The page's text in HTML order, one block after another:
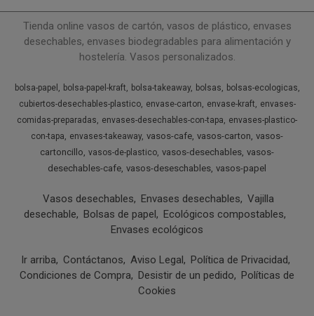
Tienda online vasos de cartón, vasos de plástico, envases
desechables, envases biodegradables para alimentación y
hostelería. Vasos personalizados.
bolsa-papel bolsa-papel-kraft bolsa-takeaway bolsas
bolsas-ecologicas
cubiertos-desechables-plastico
envase-carton envase-kraft
envases-
comidas-preparadas
envases-desechables-con-tapa
envases-plastico-
con-tapa
envases-takeaway vasos-cafe vasos-carton vasos-
cartoncillo vasos-de-plastico vasos-desechables vasos-
desechables-cafe vasos-deseschables vasos-papel
Vasos desechables Envases desechables
Vajilla
desechable
Bolsas de papel
Ecológicos compostables
Envases ecológicos
Ir arriba Contáctanos Aviso Legal
Política de Privacidad
Condiciones de Compra
Desistir de un pedido
Políticas de
Cookies